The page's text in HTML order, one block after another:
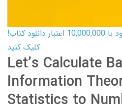
کارت اعتباری کتاب دانلود با 10,000,000 اعتبار دانلود کتاب!
کلیک کنید
Let’s Calculate
Information
Statistics to